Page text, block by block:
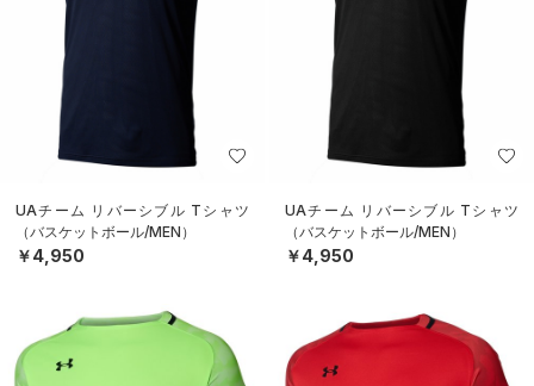
UAチーム リバーシブル Tシャツ
（バスケットボール/MEN）
￥4,950
UAチーム リバーシブル Tシャツ
（バスケットボール/MEN）
￥4,950